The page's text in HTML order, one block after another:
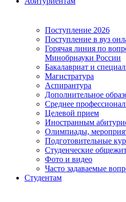
Поступление 2026
Поступление в вуз
Горячая линия по
Минобрнауки России
Бакалавриат и
Магистратура
Аспирантура
Дополнительное
Среднее
Целевой прием
Иностранным
Олимпиады,
Подготовительные
Студенческие
Фото и видео
Часто задаваемые
Студентам